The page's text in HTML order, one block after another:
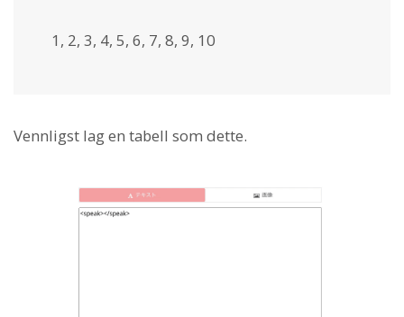
1, 2, 3, 4, 5, 6, 7, 8, 9, 10
Vennligst lag en tabell som dette.